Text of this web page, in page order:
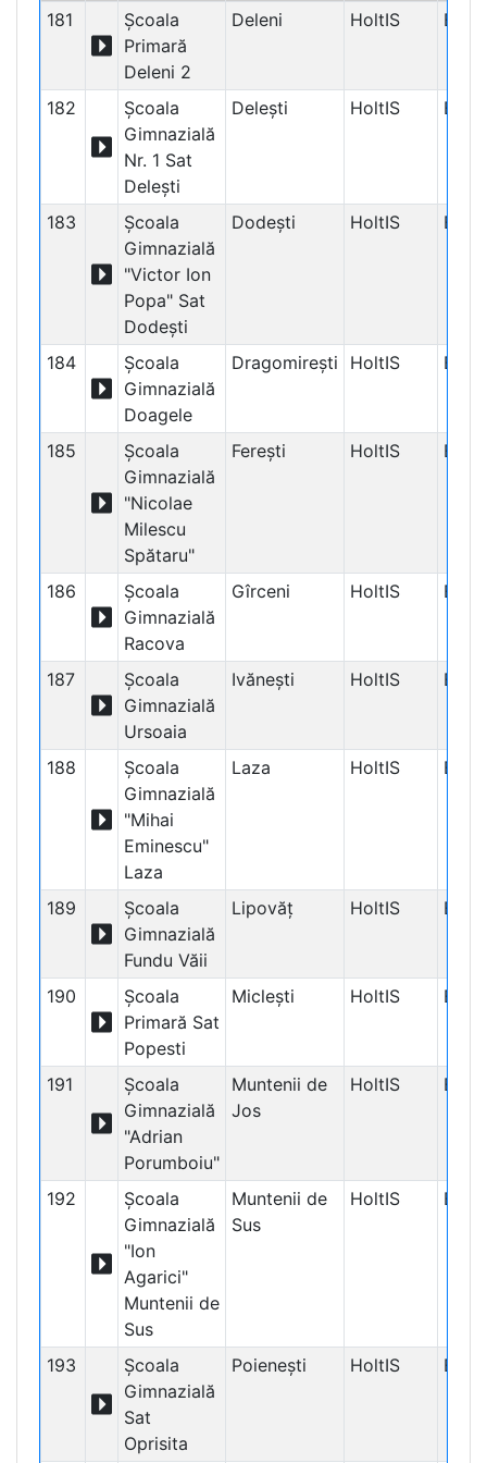
181
Școala
Primară
Deleni 2
Deleni HoltIS
182
Școala
Gimnazială
Nr. 1 Sat
Delești
Delești HoltIS
183
Școala
Gimnazială
"Victor Ion
Popa" Sat
Dodești
Dodești HoltIS
184
Școala
Gimnazială
Doagele
Dragomirești HoltIS
185
Școala
Gimnazială
"Nicolae
Milescu
Spătaru"
Ferești HoltIS
186
Școala
Gimnazială
Racova
Gîrceni HoltIS
187
Școala
Gimnazială
Ursoaia
Ivănești HoltIS
188
Școala
Gimnazială
"Mihai
Eminescu"
Laza
Laza HoltIS
189
Școala
Gimnazială
Fundu Văii
Lipovăț HoltIS
190
Școala
Primară Sat
Popesti
Miclești HoltIS
191
Școala
Gimnazială
"Adrian
Porumboiu"
Muntenii de
Jos
HoltIS
192
Școala
Gimnazială
"Ion
Agarici"
Muntenii de
Sus
Muntenii de
Sus
HoltIS
193
Școala
Gimnazială
Sat
Oprisita
Poienești HoltIS